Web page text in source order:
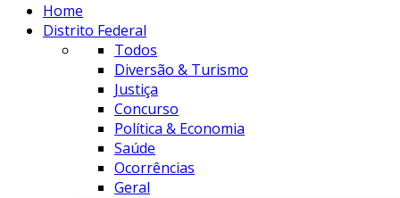
Home
Distrito Federal
Todos
Diversão & Turismo
Justiça
Concurso
Política & Economia
Saúde
Ocorrências
Geral